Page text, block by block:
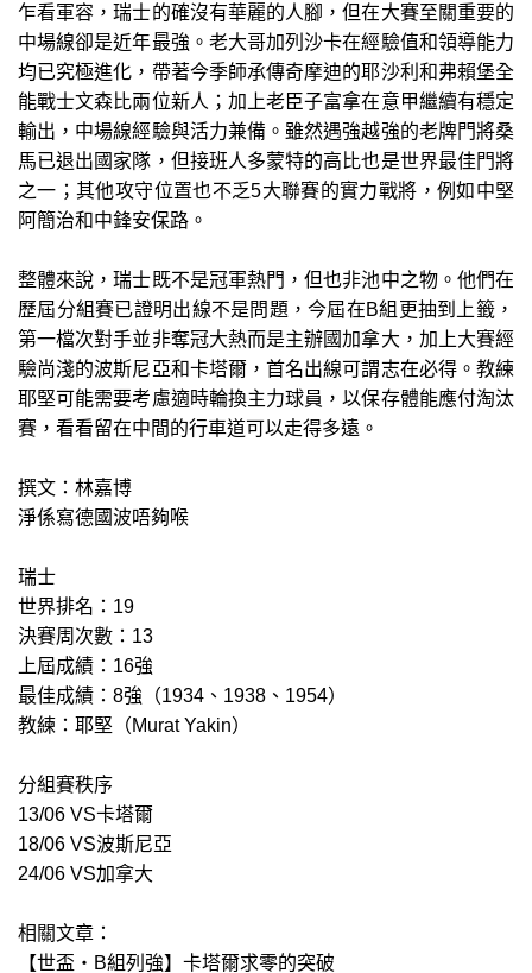
乍看軍容，瑞士的確沒有華麗的人腳，但在大賽至關重要的
中場線卻是近年最強。老大哥加列沙卡在經驗值和領導能力
均已究極進化，帶著今季師承傳奇摩迪的耶沙利和弗賴堡全
能戰士文森比兩位新人；加上老臣子富拿在意甲繼續有穩定
輸出，中場線經驗與活力兼備。雖然遇強越強的老牌門將桑
馬已退出國家隊，但接班人多蒙特的高比也是世界最佳門將
之一；其他攻守位置也不乏5大聯賽的實力戰將，例如中堅
阿簡治和中鋒安保路。
整體來說，瑞士既不是冠軍熱門，但也非池中之物。他們在
歷屆分組賽已證明出線不是問題，今屆在B組更抽到上籤，
第一檔次對手並非奪冠大熱而是主辦國加拿大，加上大賽經
驗尚淺的波斯尼亞和卡塔爾，首名出線可謂志在必得。教練
耶堅可能需要考慮適時輪換主力球員，以保存體能應付淘汰
賽，看看留在中間的行車道可以走得多遠。
撰文：林嘉博
淨係寫德國波唔夠喉
瑞士
世界排名：19
決賽周次數：13
上屆成績：16強
最佳成績：8強（1934、1938、1954）
教練：耶堅（Murat Yakin）
分組賽秩序
13/06 VS卡塔爾
18/06 VS波斯尼亞
24/06 VS加拿大
相關文章：
【世盃‧B組列強】卡塔爾求零的突破